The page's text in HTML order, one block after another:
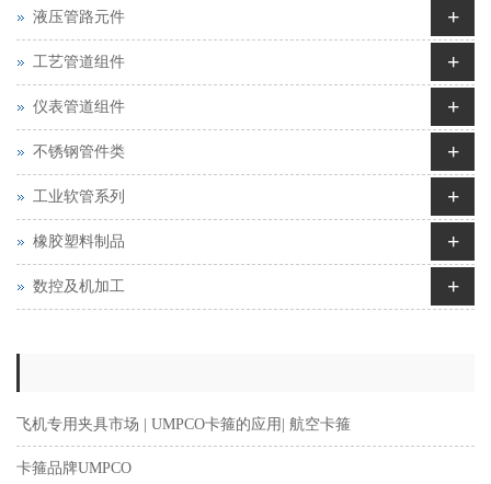
液压管路元件 +
工艺管道组件 +
仪表管道组件 +
不锈钢管件类 +
工业软管系列 +
橡胶塑料制品 +
数控及机加工 +
飞机专用夹具市场 | UMPCO卡箍的应用| 航空卡箍
卡箍品牌UMPCO